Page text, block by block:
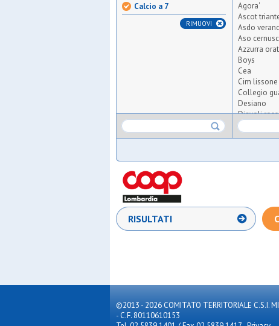
Calcio a 7
RIMUOVI
Agora'
Ascot
Asdo
Aso
Azzurra
Boys
Cea
Cim lissone
Collegio
Desiano
Diavoli
Don bosco
Fenice
Odb
Oransport
Oratorio
Osgb
Osl muggio
Osm assago
RISULTATI
©2013 - 2026 COMITATO TERRITORIALE C.S.I.
- C.F. 80110610153